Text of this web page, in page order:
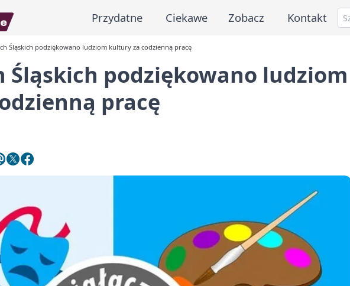
Przydatne Ciekawe Zobacz Kontakt
Śląskich podziękowano ludziom kultury za codzienną pracę
Śląskich podziękowano ludziom
pracę